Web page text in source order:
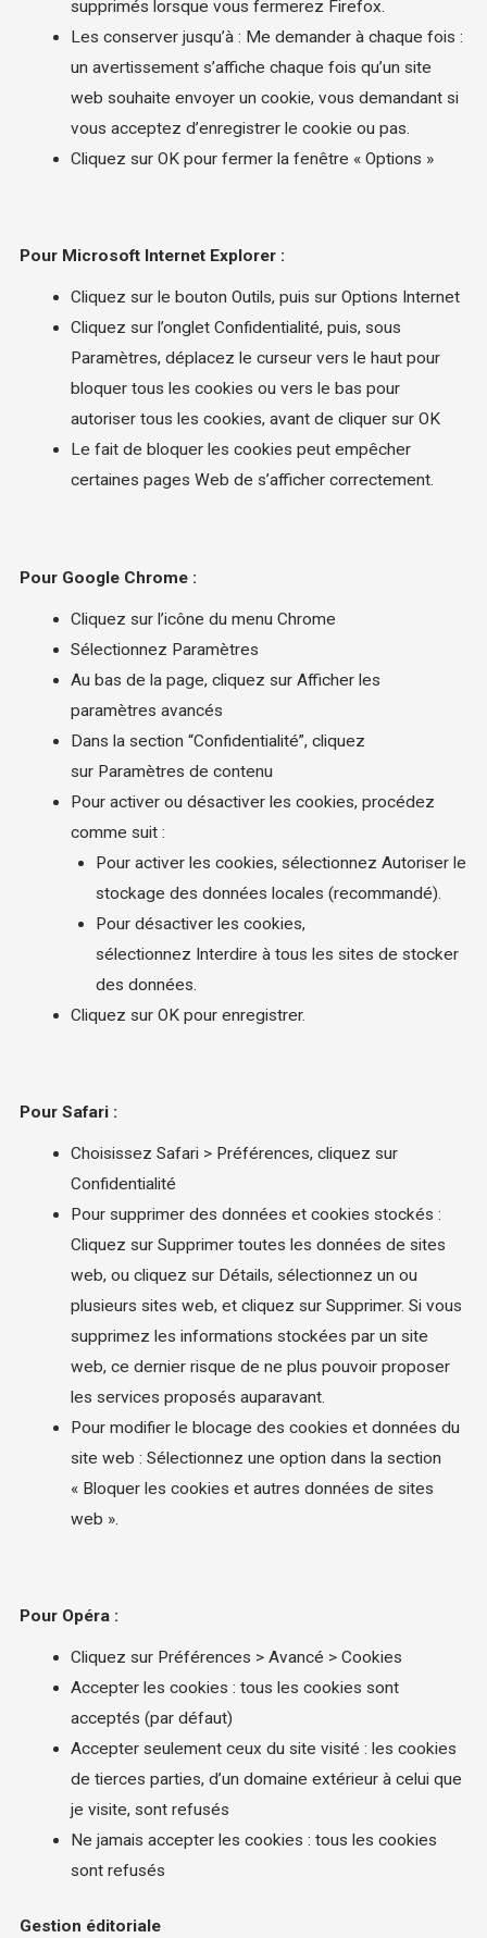
supprimés lorsque vous fermerez Firefox.
Les conserver jusqu’à : Me demander à chaque fois :
un avertissement s’affiche chaque fois qu’un site
web souhaite envoyer un cookie, vous demandant si
vous acceptez d’enregistrer le cookie ou pas.
Cliquez sur OK pour fermer la fenêtre « Options »
Pour Microsoft Internet Explorer :
Cliquez sur le bouton Outils, puis sur Options Internet
Cliquez sur l’onglet Confidentialité, puis, sous
Paramètres, déplacez le curseur vers le haut pour
bloquer tous les cookies ou vers le bas pour
autoriser tous les cookies, avant de cliquer sur OK
Le fait de bloquer les cookies peut empêcher
certaines pages Web de s’afficher correctement.
Pour Google Chrome :
Cliquez sur l’icône du menu Chrome
Sélectionnez Paramètres
Au bas de la page, cliquez sur Afficher les
paramètres avancés
Dans la section “Confidentialité”, cliquez
sur Paramètres de contenu
Pour activer ou désactiver les cookies, procédez
comme suit :
Pour activer les cookies, sélectionnez Autoriser le
stockage des données locales (recommandé).
Pour désactiver les cookies,
sélectionnez Interdire à tous les sites de stocker
des données.
Cliquez sur OK pour enregistrer.
Pour Safari :
Choisissez Safari > Préférences, cliquez sur
Confidentialité
Pour supprimer des données et cookies stockés :
Cliquez sur Supprimer toutes les données de sites
web, ou cliquez sur Détails, sélectionnez un ou
plusieurs sites web, et cliquez sur Supprimer. Si vous
supprimez les informations stockées par un site
web, ce dernier risque de ne plus pouvoir proposer
les services proposés auparavant.
Pour modifier le blocage des cookies et données du
site web : Sélectionnez une option dans la section
« Bloquer les cookies et autres données de sites
web ».
Pour Opéra :
Cliquez sur Préférences > Avancé > Cookies
Accepter les cookies : tous les cookies sont
acceptés (par défaut)
Accepter seulement ceux du site visité : les cookies
de tierces parties, d’un domaine extérieur à celui que
je visite, sont refusés
Ne jamais accepter les cookies : tous les cookies
sont refusés
Gestion éditoriale